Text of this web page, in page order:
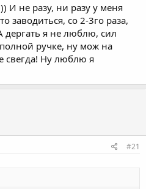
)) И не разу, ни разу у меня
заводиться, со 2-3го раза,
дергать я не люблю, сил
ручке, ну мож на
свегда! Ну люблю я
#21